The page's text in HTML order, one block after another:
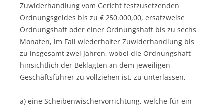
Zuwiderhandlung vom Gericht festzusetzenden
Ordnungsgeldes bis zu € 250.000,00, ersatzweise
Ordnungshaft oder einer Ordnungshaft bis zu sechs
Monaten, im Fall wiederholter Zuwiderhandlung bis
zu insgesamt zwei Jahren, wobei die Ordnungshaft
hinsichtlich der Beklagten an dem jeweiligen
Geschäftsführer zu vollziehen ist, zu unterlassen,
a) eine Scheibenwischervorrichtung, welche für ein